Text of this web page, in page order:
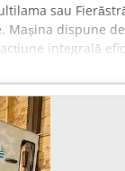
sau
Mașina dispune
integrală
compusă dintr-o
necesități de
unor
pe aceste
Această
cu spațieri fixe